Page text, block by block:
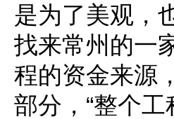
是为了美观，
找来常州的一
程的资金来源
部分，“整个